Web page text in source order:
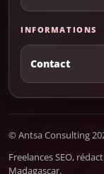
INFORMATIONS
Contact
© Antsa Consulting
Freelances SEO,
Madagascar.